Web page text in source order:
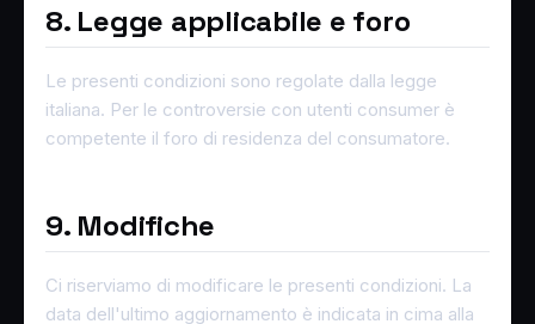
8. Legge applicabile e foro
Le presenti condizioni sono regolate dalla legge
italiana. Per le controversie con utenti consumer è
competente il foro di residenza del consumatore.
9. Modifiche
Ci riserviamo di modificare le presenti condizioni. La
data dell'ultimo aggiornamento è indicata in cima alla